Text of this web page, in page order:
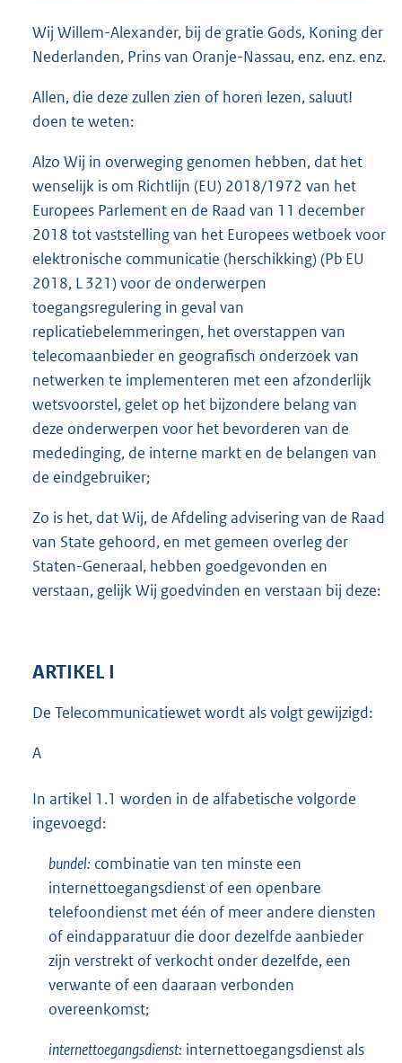
Wij Willem-Alexander, bij de gratie Gods, Koning der
Nederlanden, Prins van Oranje-Nassau, enz. enz. enz.
Allen, die deze zullen zien of horen lezen, saluut!
doen te weten:
Alzo Wij in overweging genomen hebben, dat het
wenselijk is om Richtlijn (EU) 2018/1972 van het
Europees Parlement en de Raad van 11 december
2018 tot vaststelling van het Europees wetboek voor
elektronische communicatie (herschikking) (Pb EU
2018, L 321) voor de onderwerpen
toegangsregulering in geval van
replicatiebelemmeringen, het overstappen van
telecomaanbieder en geografisch onderzoek van
netwerken te implementeren met een afzonderlijk
wetsvoorstel, gelet op het bijzondere belang van
deze onderwerpen voor het bevorderen van de
mededinging, de interne markt en de belangen van
de eindgebruiker;
Zo is het, dat Wij, de Afdeling advisering van de Raad
van State gehoord, en met gemeen overleg der
Staten-Generaal, hebben goedgevonden en
verstaan, gelijk Wij goedvinden en verstaan bij deze:
ARTIKEL I
De Telecommunicatiewet wordt als volgt gewijzigd:
A
In artikel 1.1 worden in de alfabetische volgorde
ingevoegd:
bundel: combinatie van ten minste een
internettoegangsdienst of een openbare
telefoondienst met één of meer andere diensten
of eindapparatuur die door dezelfde aanbieder
zijn verstrekt of verkocht onder dezelfde, een
verwante of een daaraan verbonden
overeenkomst;
internettoegangsdienst: internettoegangsdienst als